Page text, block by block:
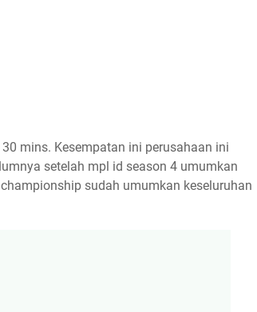
mins. Kesempatan ini perusahaan ini
setelah mpl id season 4 umumkan
sudah umumkan keseluruhan